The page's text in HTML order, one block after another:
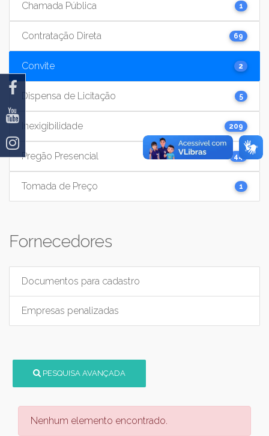
Chamada Pública 1
Contratação Direta 69
Convite 2
Dispensa de Licitação 5
Inexigibilidade 209
Pregão Presencial 44
Tomada de Preço 1
Fornecedores
Documentos para cadastro
Empresas penalizadas
PESQUISA AVANÇADA
Nenhum elemento encontrado.